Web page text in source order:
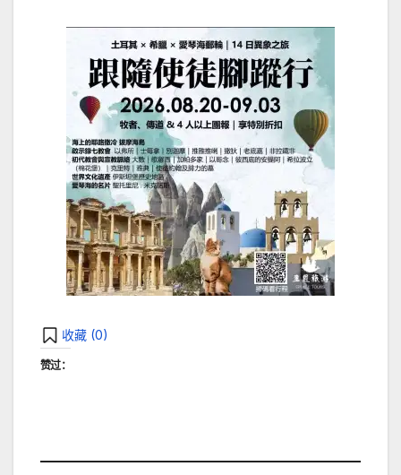
收藏 (0)
赞过：